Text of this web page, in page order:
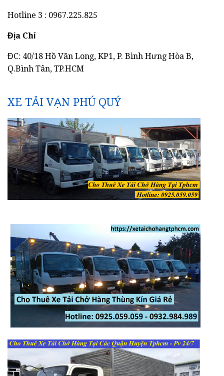
Hotline 3 : 0967.225.825
Địa Chỉ
ĐC: 40/18 Hồ Văn Long, KP1, P. Bình Hưng Hòa B,
Q.Bình Tân, TP.HCM
XE TẢI VẠN PHÚ QUÝ